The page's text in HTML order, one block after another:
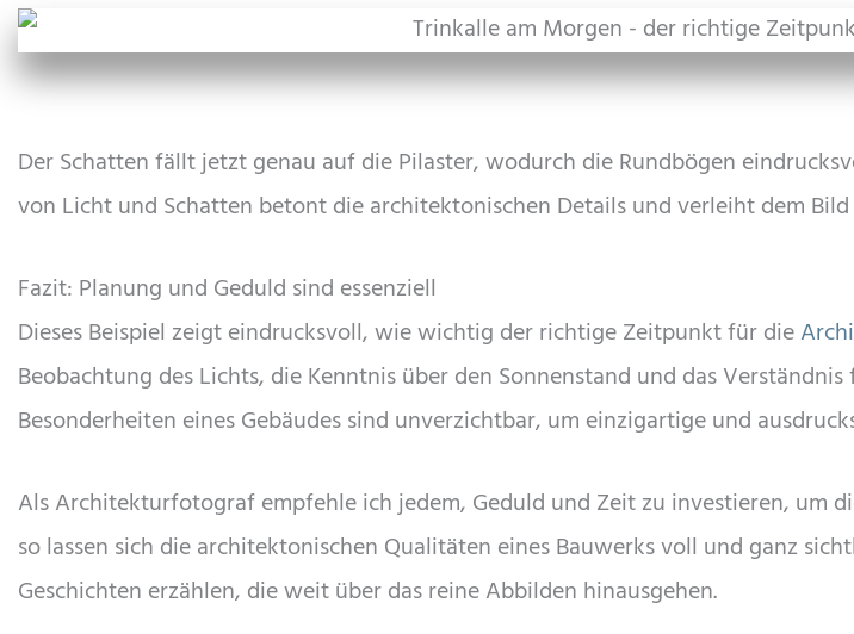
Der Schatten fällt jetzt genau auf die Pilaster, wodurch die Rundbögen
von Licht und Schatten betont die architektonischen Details und verleiht dem
Fazit: Planung und Geduld sind essenziell
Dieses Beispiel zeigt eindrucksvoll, wie wichtig der richtige Zeitpunkt für die
Beobachtung des Lichts, die Kenntnis über den Sonnenstand und das
Besonderheiten eines Gebäudes sind unverzichtbar, um einzigartige und
Als Architekturfotograf empfehle ich jedem, Geduld und Zeit zu investieren, um
so lassen sich die architektonischen Qualitäten eines Bauwerks voll und ganz
Geschichten erzählen, die weit über das reine Abbilden hinausgehen.